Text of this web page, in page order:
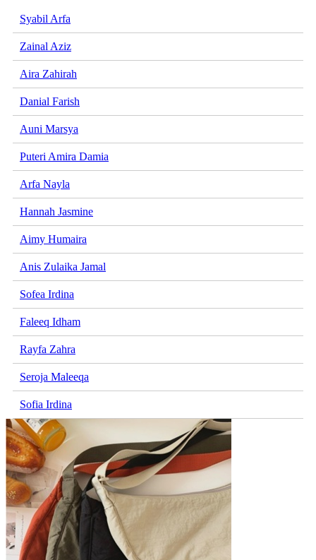
Syabil Arfa
Zainal Aziz
Aira Zahirah
Danial Farish
Auni Marsya
Puteri Amira Damia
Arfa Nayla
Hannah Jasmine
Aimy Humaira
Anis Zulaika Jamal
Sofea Irdina
Faleeq Idham
Rayfa Zahra
Seroja Maleeqa
Sofia Irdina